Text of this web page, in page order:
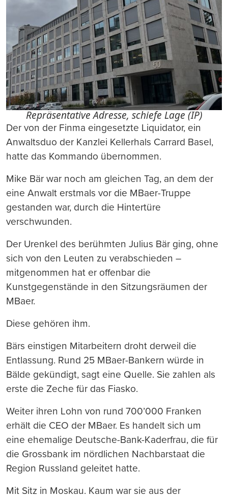
Repräsentative Adresse, schiefe Lage (IP)
Der von der Finma eingesetzte Liquidator, ein
Anwaltsduo der Kanzlei Kellerhals Carrard Basel,
hatte das Kommando übernommen.
Mike Bär war noch am gleichen Tag, an dem der
eine Anwalt erstmals vor die MBaer-Truppe
gestanden war, durch die Hintertüre
verschwunden.
Der Urenkel des berühmten Julius Bär ging, ohne
sich von den Leuten zu verabschieden –
mitgenommen hat er offenbar die
Kunstgegenstände in den Sitzungsräumen der
MBaer.
Diese gehören ihm.
Bärs einstigen Mitarbeitern droht derweil die
Entlassung. Rund 25 MBaer-Bankern würde in
Bälde gekündigt, sagt eine Quelle. Sie zahlen als
erste die Zeche für das Fiasko.
Weiter ihren Lohn von rund 700’000 Franken
erhält die CEO der MBaer. Es handelt sich um
eine ehemalige Deutsche-Bank-Kaderfrau, die für
die Grossbank im nördlichen Nachbarstaat die
Region Russland geleitet hatte.
Mit Sitz in Moskau. Kaum war sie aus der